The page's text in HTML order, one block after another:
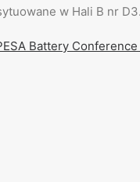
w Hali B nr
Battery Conference